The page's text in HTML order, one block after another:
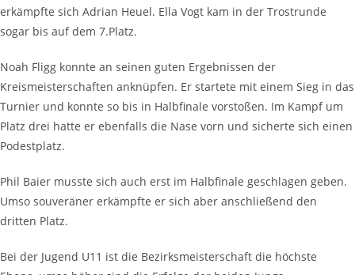
erkämpfte sich Adrian Heuel. Ella Vogt kam in der Trostrunde
sogar bis auf dem 7.Platz.
Noah Fligg konnte an seinen guten Ergebnissen der
Kreismeisterschaften anknüpfen. Er startete mit einem Sieg in das
Turnier und konnte so bis in Halbfinale vorstoßen. Im Kampf um
Platz drei hatte er ebenfalls die Nase vorn und sicherte sich einen
Podestplatz.
Phil Baier musste sich auch erst im Halbfinale geschlagen geben.
Umso souveräner erkämpfte er sich aber anschließend den
dritten Platz.
Bei der Jugend U11 ist die Bezirksmeisterschaft die höchste